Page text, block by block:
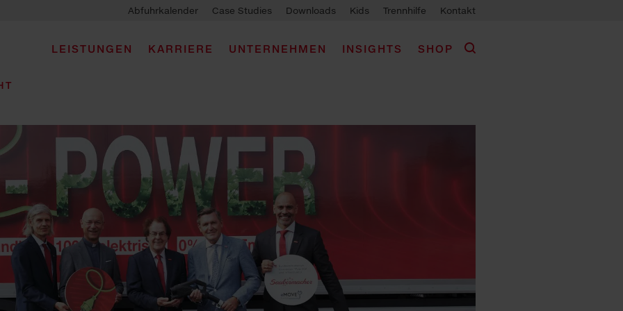
Abfuhrkalender Case Studies Downloads Kids Trennhilfe Kontakt
LEISTUNGEN KARRIERE UNTERNEHMEN INSIGHTS SHOP